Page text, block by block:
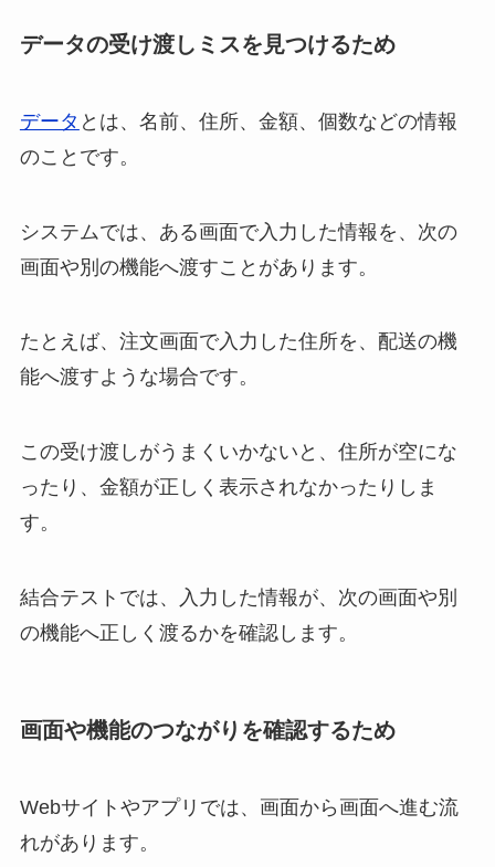
データの受け渡しミスを見つけるため
データ とは、名前、住所、金額、個数などの情報
のことです。
システムでは、ある画面で入力した情報を、次の
画面や別の機能へ渡すことがあります。
たとえば、注文画面で入力した住所を、配送の機
能へ渡すような場合です。
この受け渡しがうまくいかないと、住所が空にな
ったり、金額が正しく表示されなかったりしま
す。
結合テストでは、入力した情報が、次の画面や別
の機能へ正しく渡るかを確認します。
画面や機能のつながりを確認するため
Webサイトやアプリでは、画面から画面へ進む流
れがあります。